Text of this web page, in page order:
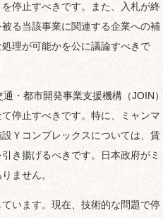
停止すべきです。また、入札が終
る当該事業に関連する企業への補
理が可能かを公に議論すべきで
・都市開発事業支援機構（JOIN）
停止すべきです。特に、ミャンマ
Ｙコンプレックスについては、賃
き揚げるべきです。日本政府がミ
ません。
います。現在、技術的な問題で停